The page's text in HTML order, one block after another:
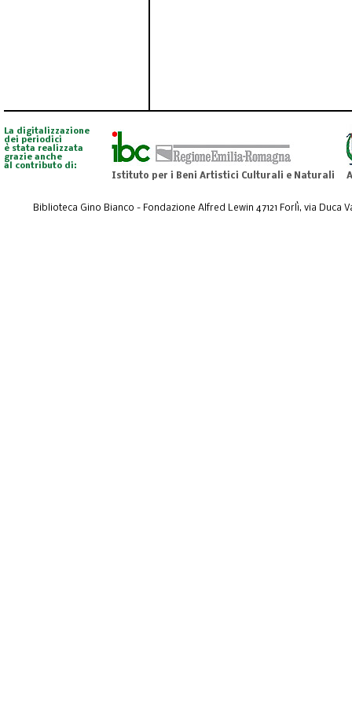
La digitalizzazione
dei periodici
è stata realizzata
grazie anche
al contributo di:
Istituto per i Beni Artistici Culturali e Naturali
Biblioteca Gino Bianco - Fondazione Alfred Lewin 47121 Forlì, via Duca